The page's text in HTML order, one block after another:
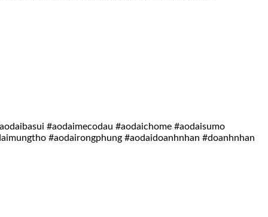
#aodaimecodau #aodaichome #aodaisumo
#aodairongphung #aodaidoanhnhan #doanhnhan